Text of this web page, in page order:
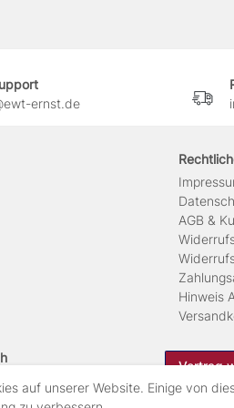
ernst.de
AGB &
Hinweis
Vertrag
auf unserer Website. Einige von